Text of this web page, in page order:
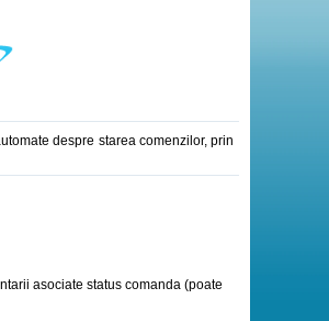
despre starea comenzilor, prin
asociate status comanda (poate